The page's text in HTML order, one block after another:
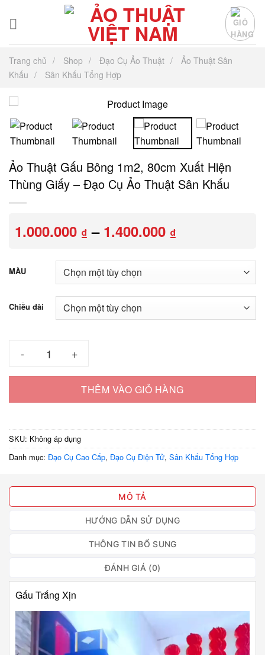
đến
Trang chủ Shop Đạo Cụ Ảo Thuật
Ảo Thuật Sân
Khấu
Sân Khấu Tổng Hợp
Ảo Thuật Gấu Bông 1m2, 80cm Xuất Hiện
Thùng Giấy – Đạo Cụ Ảo Thuật Sân Khấu
1.000.000 ₫ – 1.400.000 ₫
1.000.000 ₫
đến
1.400.000 ₫
MÀU
Chiều dài
THÊM VÀO GIỎ HÀNG
SKU: Không áp dụng
Danh mục: Đạo Cụ Cao Cấp, Đạo Cụ Điện Tử, Sân Khấu Tổng Hợp
MÔ TẢ
HƯỚNG DẪN SỬ DỤNG
THÔNG TIN BỔ SUNG
ĐÁNH GIÁ (0)
Gấu Trắng Xịn
Trình
chơi
Video